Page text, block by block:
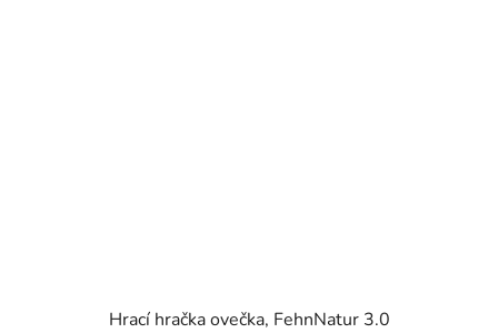
Hrací hračka ovečka, FehnNatur 3.0